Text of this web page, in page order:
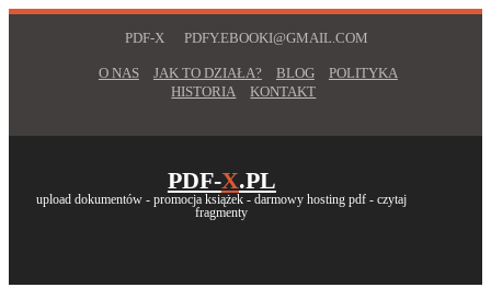
PDF-X PDFY.EBOOKI@GMAIL.COM
O NAS JAK TO DZIAŁA? BLOG
POLITYKA
HISTORIA
KONTAKT
PDF-X.PL
upload dokumentów - promocja książek - darmowy hosting pdf - czytaj
fragmenty